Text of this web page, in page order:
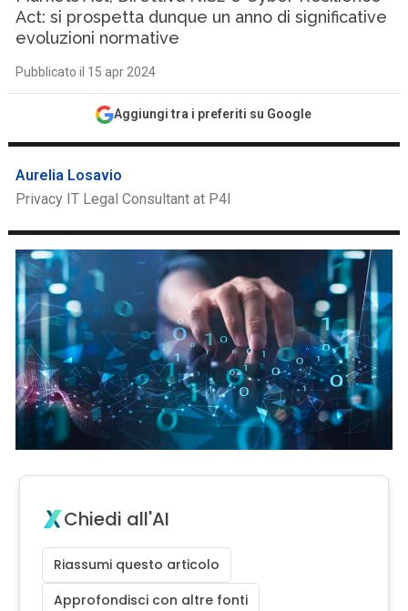
Act: si prospetta dunque un anno di significative
evoluzioni normative
Pubblicato il 15 apr 2024
Aggiungi tra i preferiti su Google
Aurelia Losavio
Privacy IT Legal Consultant at P4I
Chiedi all'AI
Riassumi questo articolo
Approfondisci con altre fonti